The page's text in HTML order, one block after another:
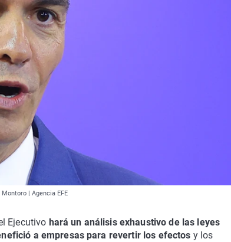
| Agencia EFE
Ejecutivo hará un análisis exhaustivo de las leyes
a empresas para revertir los efectos y los